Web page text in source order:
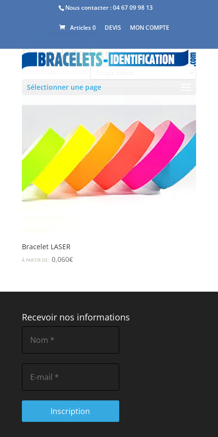
Nous contacter :04 67 09 98 13
Articles 0 DEVIS MON COMPTE
Sélectionner une page
Bracelets Laser
Voici le seul résultat
Bracelet LASER
À PARTIR DE : 0,060€
Recevoir nos informations